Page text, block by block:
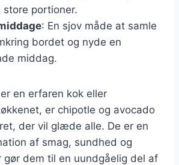
store portioner.
: En sjov måde at samle
bordet og nyde en
middag.
en erfaren kok eller
er chipotle og avocado
der vil glæde alle. De er en
af smag, sundhed og
gør dem til en uundgåelig del af